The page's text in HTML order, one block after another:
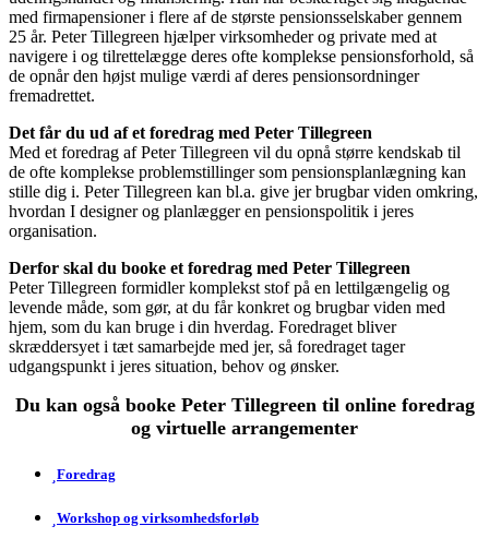
med firmapensioner i flere af de største pensionsselskaber gennem
25 år. Peter Tillegreen hjælper virksomheder og private med at
navigere i og tilrettelægge deres ofte komplekse pensionsforhold, så
de opnår den højst mulige værdi af deres pensionsordninger
fremadrettet.
Det får du ud af et foredrag med Peter Tillegreen
Med et foredrag af Peter Tillegreen vil du opnå større kendskab til
de ofte komplekse problemstillinger som pensionsplanlægning kan
stille dig i. Peter Tillegreen kan bl.a. give jer brugbar viden omkring,
hvordan I designer og planlægger en pensionspolitik i jeres
organisation.
Derfor skal du booke et foredrag med Peter Tillegreen
Peter Tillegreen formidler komplekst stof på en lettilgængelig og
levende måde, som gør, at du får konkret og brugbar viden med
hjem, som du kan bruge i din hverdag. Foredraget bliver
skræddersyet i tæt samarbejde med jer, så foredraget tager
udgangspunkt i jeres situation, behov og ønsker.
Du kan også booke Peter Tillegreen til online foredrag
og virtuelle arrangementer
Foredrag
Workshop og virksomhedsforløb